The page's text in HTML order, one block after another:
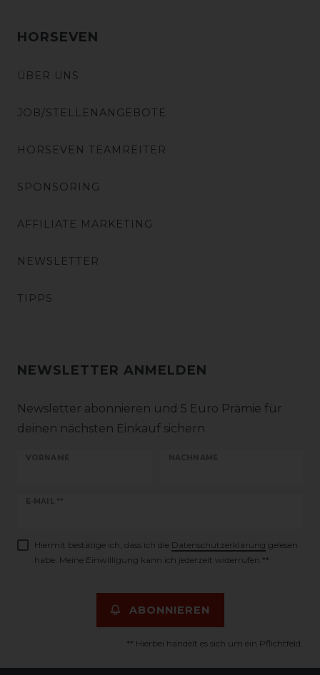
HORSEVEN
ÜBER UNS
JOB/STELLENANGEBOTE
HORSEVEN TEAMREITER
SPONSORING
AFFILIATE MARKETING
NEWSLETTER
TIPPS
NEWSLETTER ANMELDEN
Newsletter abonnieren und 5 Euro Prämie für
deinen nächsten Einkauf sichern
VORNAME NACHNAME
E-MAIL **
Newsletter
Hiermit bestätige ich, dass ich die Daten­schutz­erklärung gelesen
habe. Meine Einwilligung kann ich jederzeit widerrufen.**
ABONNIEREN
** Hierbei handelt es sich um ein Pflichtfeld.